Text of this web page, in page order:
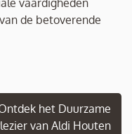
vaardigheden
de betoverende
het Duurzame
van Aldi Houten